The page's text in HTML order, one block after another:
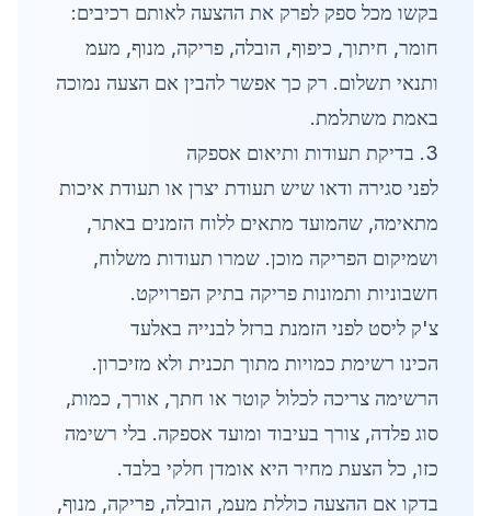
בקשו מכל ספק לפרק את ההצעה לאותם רכיבים:
חומר, חיתוך, כיפוף, הובלה, פריקה, מנוף, מעמ
ותנאי תשלום. רק כך אפשר להבין אם הצעה נמוכה
באמת משתלמת.
3. בדיקת תעודות ותיאום אספקה
לפני סגירה ודאו שיש תעודת יצרן או תעודת איכות
מתאימה, שהמועד מתאים ללוח הזמנים באתר,
ושמיקום הפריקה מוכן. שמרו תעודות משלוח,
חשבוניות ותמונות פריקה בתיק הפרויקט.
צ'ק ליסט לפני הזמנת ברזל לבנייה באלעד
הכינו רשימת כמויות מתוך תכנית ולא מזיכרון.
הרשימה צריכה לכלול קוטר או חתך, אורך, כמות,
סוג פלדה, צורך בעיבוד ומועד אספקה. בלי רשימה
כזו, כל הצעת מחיר היא אומדן חלקי בלבד.
בדקו אם ההצעה כוללת מעמ, הובלה, פריקה, מנוף,